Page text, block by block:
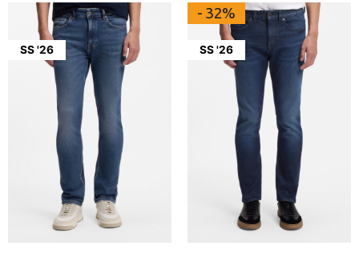
SS '26 SS '26
- 32%